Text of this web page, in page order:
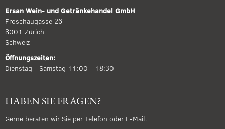
Ersan Wein- und Getränkehandel GmbH
Froschaugasse 26
8001 Zürich
Schweiz
Öffnungszeiten:
Dienstag - Samstag 11:00 - 18:30
HABEN SIE FRAGEN?
Gerne beraten wir Sie per Telefon oder E-Mail.